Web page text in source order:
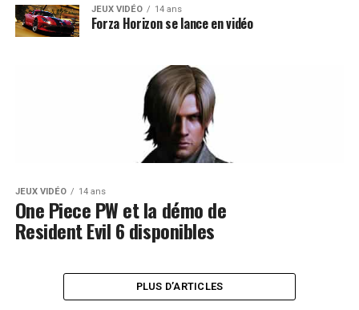
JEUX VIDÉO 14 ans
Forza Horizon se lance en vidéo
JEUX VIDÉO 14 ans
One Piece PW et la démo de
Resident Evil 6 disponibles
PLUS D’ARTICLES